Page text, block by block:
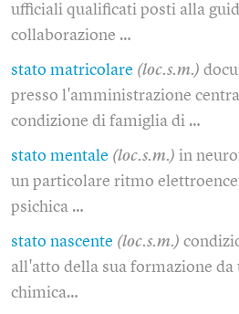
ufficiali qualificati posti alla
collaborazione …
stato matricolare (loc.s.m.)
presso l'amministrazione
condizione di famiglia di …
stato mentale (loc.s.m.) in
un particolare ritmo
psichica …
stato nascente (loc.s.m.)
all'atto della sua formazione da
chimica…